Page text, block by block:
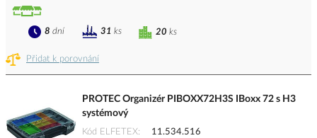
Přidat k porovnání
20 ks
8 dní 31 ks
PROTEC Organizér PIBOXX72H3S IBoxx 72 s H3
systémový
Kód ELFETEX
11.534.516